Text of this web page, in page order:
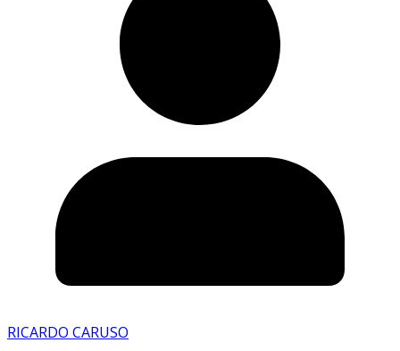
RICARDO CARUSO